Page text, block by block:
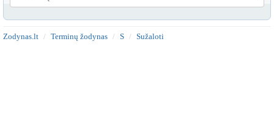
Zodynas.lt Terminų žodynas S Sužaloti